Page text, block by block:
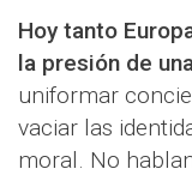
Hoy tanto
la presión de
uniformar
vaciar las
moral. No